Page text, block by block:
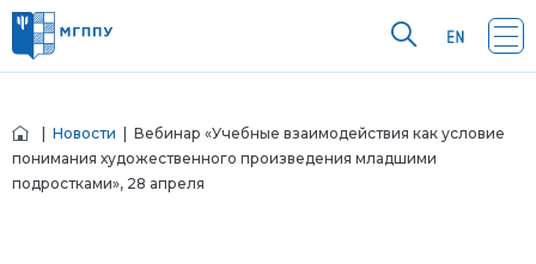
Новости | Вебинар «Учебные взаимодействия как условие
понимания художественного произведения младшими
подростками», 28 апреля